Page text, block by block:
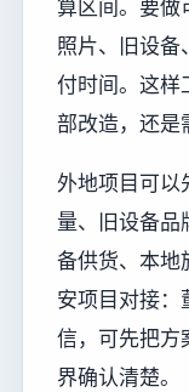
算区间。要做
照片、旧设备
付时间。这样
部改造，还是
外地项目可以
量、旧设备品
备供货、本地
安项目对接
信，可先把方
界确认清楚。